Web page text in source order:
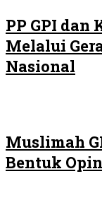
PP GPI dan
Melalui
Nasional
Muslimah
Bentuk